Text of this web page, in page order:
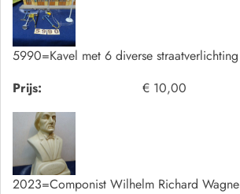
5990=Kavel met 6 diverse
Prijs:
€ 10,00
2023=Componist Wilhelm Richard